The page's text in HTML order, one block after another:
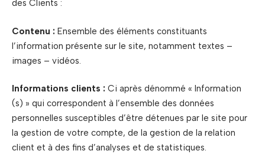
des Clients :
Contenu : Ensemble des éléments constituants
l’information présente sur le site, notamment textes –
images – vidéos.
Informations clients : Ci après dénommé « Information
(s) » qui correspondent à l’ensemble des données
personnelles susceptibles d’être détenues par le site pour
la gestion de votre compte, de la gestion de la relation
client et à des fins d’analyses et de statistiques.